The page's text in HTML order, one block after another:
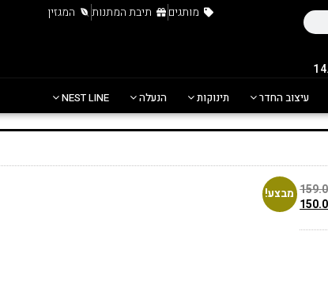
מותגים תיבת המתנות המגזין
עיצוב החדר תינוקות הנעלה NEST LINE
מבצע!